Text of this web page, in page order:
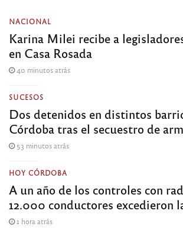
NACIONAL
Karina Milei recibe a
en Casa Rosada
40 minutos atrás
SUCESOS
Dos detenidos en distintos
Córdoba tras el secuestro de
53 minutos atrás
HOY CÓRDOBA
A un año de los controles con
12.000 conductores excedieron
1 hora atrás